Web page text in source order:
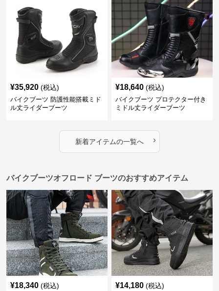
¥35,920 (税込)
バイクブーツ 防護性能搭載ミド
ル丈ライダーブーツ
¥18,640 (税込)
バイクブーツ プロテクター付き
ミドル丈ライダーブーツ
新着アイテムの一覧へ ›
バイクブーツオフロード ブーツのおすすめアイテム
¥18,340 (税込) ¥14,180 (税込)